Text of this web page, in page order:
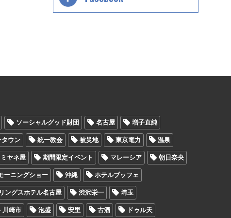
ソーシャルグッド財団 名古屋 増子直純
タウン 統一教会 被災地 東京電力 温泉
ヤネ屋 期間限定イベント マレーシア 朝日奈央
ーニングショー 沖縄 ホテルブッフェ
ングスホテル名古屋 渋沢栄一 埼玉
川崎市 泡盛 安里 古酒 ドゥル天